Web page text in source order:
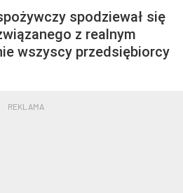
spodziewał się
z realnym
wszyscy przedsiębiorcy